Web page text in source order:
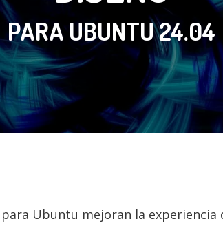
PARA UBUNTU 24.04
Ubuntu mejoran la experiencia